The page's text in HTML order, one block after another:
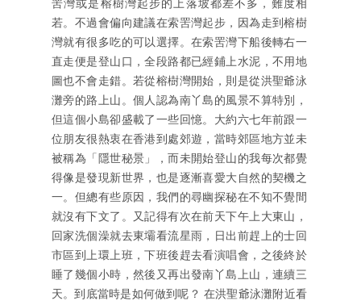
罟灣或是榕樹灣起步的上落坡都差不多，難度相
若。不過會偏向建議在索罟灣起步，因為走到榕樹
灣就有很多吃的可以選擇。在索罟灣下船後轉右一
直走便是登山口，全段路都已經鋪上水泥，不用地
圖也不會走錯。若從榕樹灣開始，則是從洪聖爺泳
灘旁的路上山。個人認為南丫島的風景不算特別，
但這個小島卻盛載了一些回憶。大約六七年前跟一
位朋友很熱衷在香港到處郊遊，當時郊區地方並未
被稱為「隱世秘景」，而未開始登山的我每次都覺
得像是發現新世界，也是逐漸喜愛大自然的契機之
一。但總有些原因，我們的尋幽探秘在不知不覺間
就沒有下文了。又記得有次在前天下午上大東山，
回家洗個澡就去東壩看流星雨，日出前趕上的士回
市區到上環上班，下班後趕去看演唱會，之後終於
睡了幾個小時，然後又再出發南丫島上山，連續三
天。到底當時是如何做到呢？ 在洪聖爺泳灘附近看